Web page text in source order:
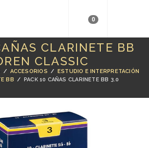
0
CLARINETE BB
CLASSIC
/ ACCESORIOS / ESTUDIO E INTERPRETACIÓN
BB / PACK 10 CAÑAS CLARINETE BB 3.0